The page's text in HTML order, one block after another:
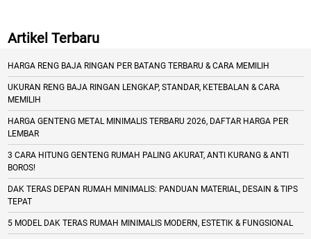
Artikel Terbaru
HARGA RENG BAJA RINGAN PER BATANG TERBARU & CARA MEMILIH
UKURAN RENG BAJA RINGAN LENGKAP, STANDAR, KETEBALAN & CARA
MEMILIH
HARGA GENTENG METAL MINIMALIS TERBARU 2026, DAFTAR HARGA PER
LEMBAR
3 CARA HITUNG GENTENG RUMAH PALING AKURAT, ANTI KURANG & ANTI
BOROS!
DAK TERAS DEPAN RUMAH MINIMALIS: PANDUAN MATERIAL, DESAIN & TIPS
TEPAT
5 MODEL DAK TERAS RUMAH MINIMALIS MODERN, ESTETIK & FUNGSIONAL